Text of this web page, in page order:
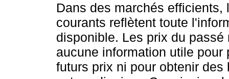
Dans des marchés efficients,
courants reflètent toute
disponible. Les prix du passé
aucune information utile pour
futurs prix ni pour obtenir des